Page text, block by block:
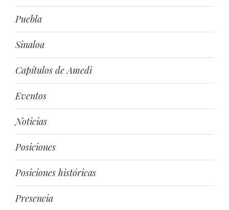
Puebla
Sinaloa
Capítulos de Amedi
Eventos
Noticias
Posiciones
Posiciones históricas
Presencia